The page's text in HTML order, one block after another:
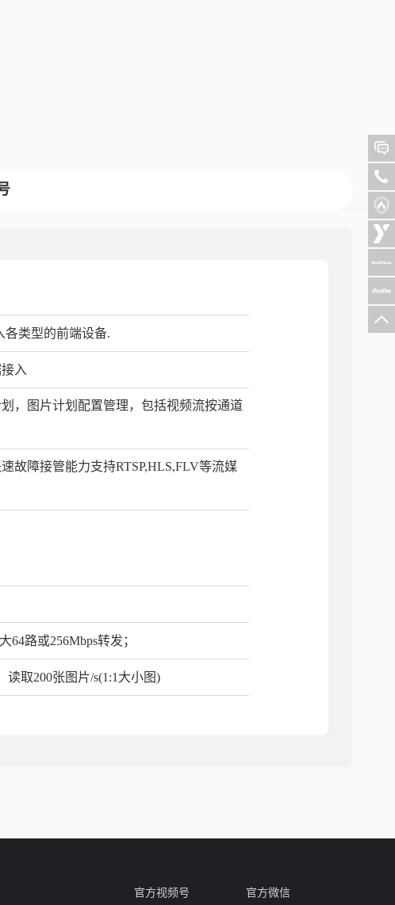
各类型的前端设备.
入
，图片计划配置管理，包括视频流按通道
故障接管能力支持RTSP,HLS,FLV等流媒
64路或256Mbps转发；
读取200张图片/s(1:1大小图)
官方视频号 官方微信